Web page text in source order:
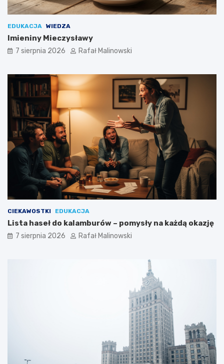
EDUKACJA WIEDZA
Imieniny Mieczysławy
7 sierpnia 2026 Rafał Malinowski
CIEKAWOSTKI EDUKACJA
Lista haseł do kalamburów – pomysły na każdą okazję
7 sierpnia 2026 Rafał Malinowski